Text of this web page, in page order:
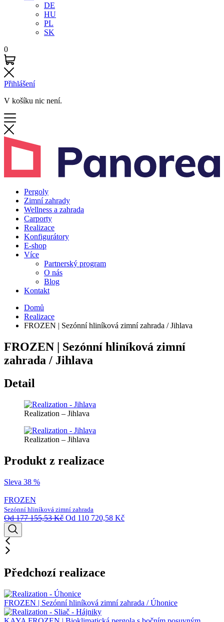
DE
HU
PL
SK
0
Přihlášení
V košíku nic není.
Pergoly
Zimní zahrady
Wellness a zahrada
Carporty
Realizace
Konfigurátory
E-shop
Více
Partnerský program
O nás
Blog
Kontakt
Domů
Realizace
FROZEN | Sezónní hliníková zimní zahrada / Jihlava
FROZEN | Sezónní hliníková zimní
zahrada / Jihlava
Detail
Realization – Jihlava
Realization – Jihlava
Produkt z realizace
Sleva 38 %
FROZEN
Sezónní hliníková zimní zahrada
Od177 155,53Kč Od 110 720,58 Kč
Předchozí realizace
FROZEN | Sezónní hliníková zimní zahrada / Úhonice